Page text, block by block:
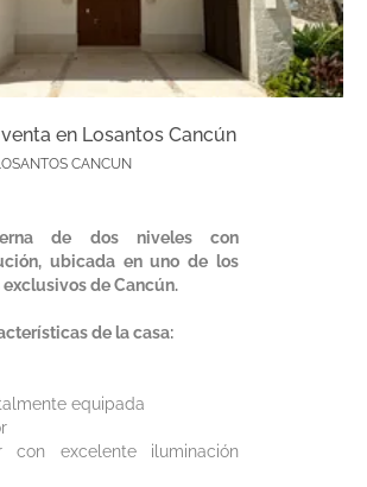
en Losantos Cancún
LOSANTOS CANCUN
de dos niveles con
ubicada en uno de los
de Cancún.
de la casa:
equipada
excelente iluminación